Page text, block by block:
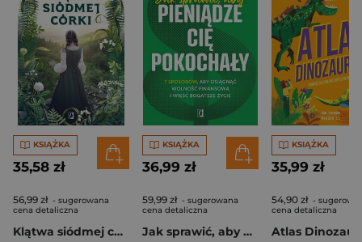
KSIĄŻKA
35,58 zł
56,99 zł - sugerowana
cena detaliczna
Klątwa siódmej córki. Duch Gór. Tom 1
KSIĄŻKA
36,99 zł
59,99 zł - sugerowana
cena detaliczna
Jak sprawić, aby pieniądze cię pokochały.
KSIĄŻKA
35,99 zł
54,90 zł -
cena detaliczna